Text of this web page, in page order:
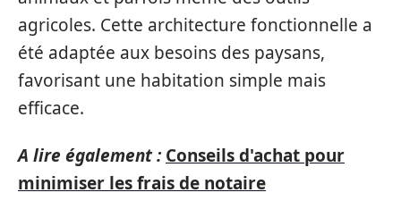
agricoles. Cette architecture fonctionnelle a
été adaptée aux besoins des paysans,
favorisant une habitation simple mais
efficace.
A lire également : Conseils d'achat pour
minimiser les frais de notaire